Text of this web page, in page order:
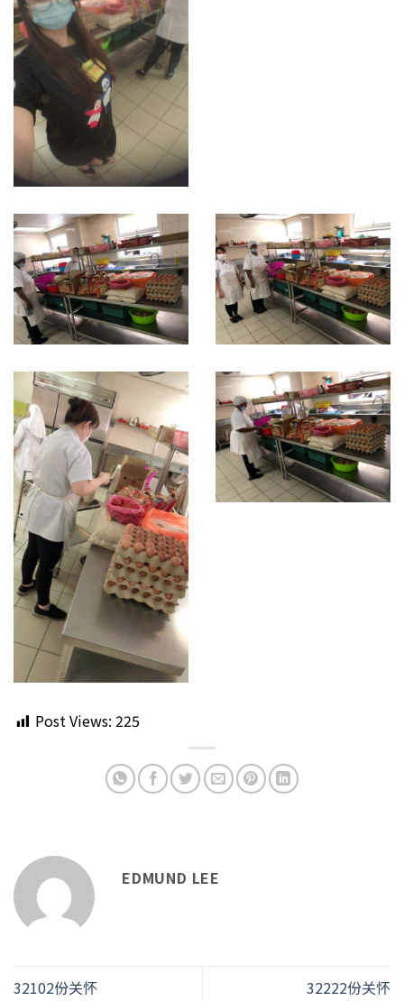
Post Views: 225
EDMUND LEE
32102份关怀 32222份关怀